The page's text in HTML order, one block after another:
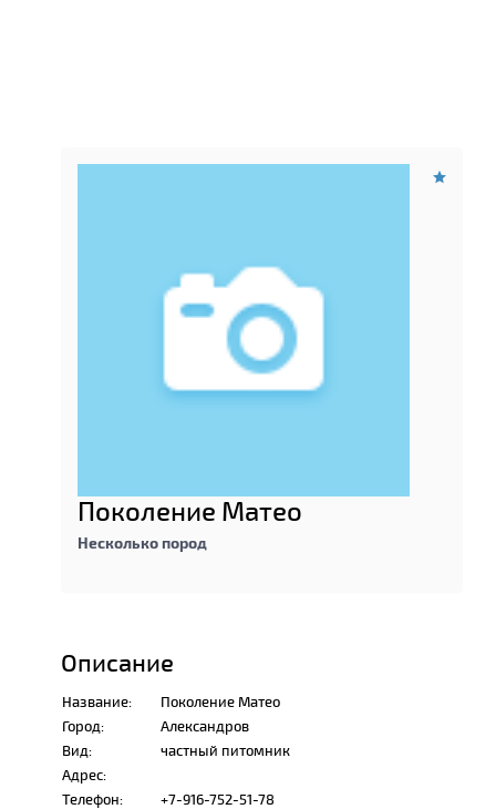
Поколение Матео
Несколько пород
Описание
Название:
Поколение Матео
Город:
Александров
Вид:
частный питомник
Адрес:
Телефон:
+7-916-752-51-78